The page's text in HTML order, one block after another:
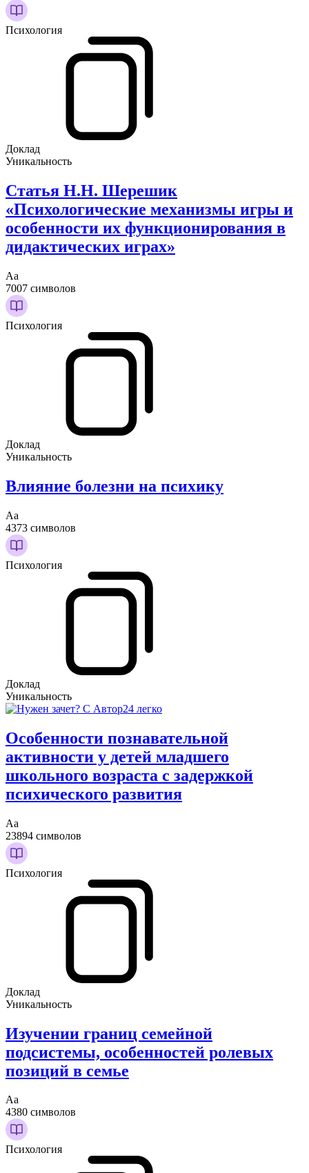
Психология
Доклад
Уникальность
Статья Н.Н. Шерешик
«Психологические механизмы игры и
особенности их функционирования в
дидактических играх»
Аа
7007 символов
Психология
Доклад
Уникальность
Влияние болезни на психику
Аа
4373 символов
Психология
Доклад
Уникальность
Особенности познавательной
активности у детей младшего
школьного возраста с задержкой
психического развития
Аа
23894 символов
Психология
Доклад
Уникальность
Изучении границ семейной
подсистемы, особенностей ролевых
позиций в семье
Аа
4380 символов
Психология